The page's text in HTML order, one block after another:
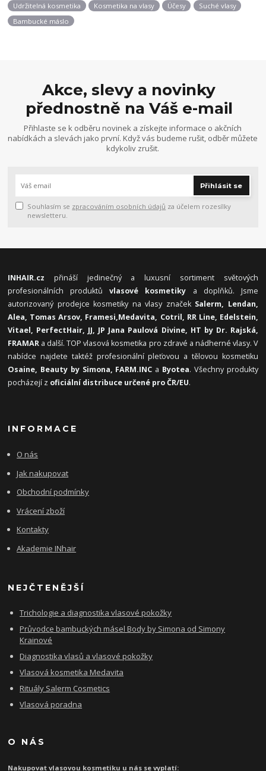
Udržitelná kosmetika
Kosmetika na vlasy Účesy
Suché vlasy
Bambucké máslo
Akce, slevy a novinky
přednostně na Váš e-mail
Přihlaste se k odběru novinek a získejte informace o akčních
nabídkách a slevách jako první. Když vás budeme rušit, odběr můžete
kdykoliv zrušit.
Přihlásit se
Souhlasím se zpracováním osobních údajů za účelem rozesílky
newsletteru.
INHAIR.cz přináší jedinečný a luxusní sortiment světových
profesionálních produktůvlasové kosmetiky a doplňků. Jsme
autorizovaný prodejce kosmetiky na vlasy značek Salerm, Lendan,
Alea, Tomas Arsov, Framesi,Medavita, Cotril, RR Line, Edelstein,
Vitael, PerfectHair, JJ, JP Jana Paulová Divine, HT by Dr. Rajská,
FRAMAR a další. TOP vlasová kosmetika pro zdravé a nádherné vlasy. V
nabídce najdete taktéž profesionální pleťovou a tělovou kosmetiku
Osaine, Beauty by Simona, FARM.INC a Byotea. Všechny produkty
pocházejí z oficiální distribuce určené pro ČR/EU.
INFORMACE
O nás
Jak nakupovat
Obchodní podmínky
Vrácení zboží
Kontakty
Akademie INhair
NEJČTENĚJŠÍ
Trichologie a diagnostika vlasové pokožky
Průvodce bambuckých másel Body by Simona od Simony
Krainové
Diagnostika vlasů a vlasové pokožky
Vlasová kosmetika Medavita
Rituály Salerm Cosmetics
Vlasová poradna
O NÁS
Nakupovat vlasovou kosmetiku u nás se vyplatí: